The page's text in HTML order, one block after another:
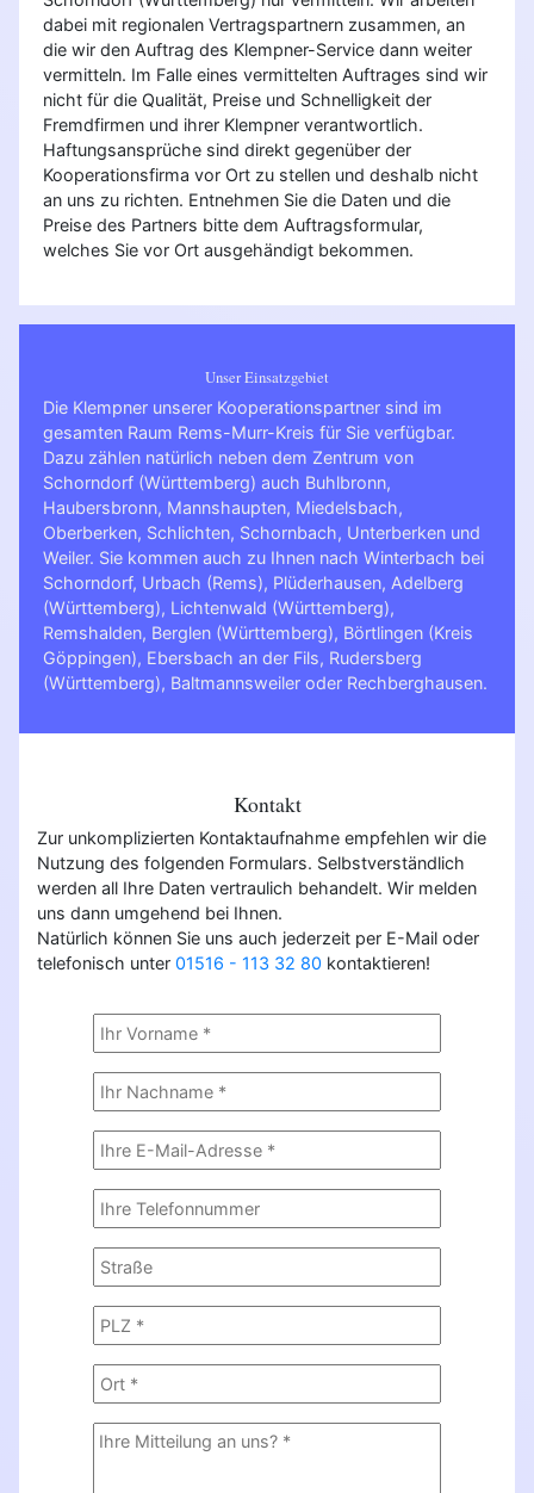
dabei mit regionalen Vertragspartnern zusammen, an
die wir den Auftrag des Klempner-Service dann weiter
vermitteln. Im Falle eines vermittelten Auftrages sind wir
nicht für die Qualität, Preise und Schnelligkeit der
Fremdfirmen und ihrer Klempner verantwortlich.
Haftungsansprüche sind direkt gegenüber der
Kooperationsfirma vor Ort zu stellen und deshalb nicht
an uns zu richten. Entnehmen Sie die Daten und die
Preise des Partners bitte dem Auftragsformular,
welches Sie vor Ort ausgehändigt bekommen.
Unser Einsatzgebiet
Die Klempner unserer Kooperationspartner sind im
gesamten Raum Rems-Murr-Kreis für Sie verfügbar.
Dazu zählen natürlich neben dem Zentrum von
Schorndorf (Württemberg) auch Buhlbronn,
Haubersbronn, Mannshaupten, Miedelsbach,
Oberberken, Schlichten, Schornbach, Unterberken und
Weiler. Sie kommen auch zu Ihnen nach Winterbach bei
Schorndorf, Urbach (Rems), Plüderhausen, Adelberg
(Württemberg), Lichtenwald (Württemberg),
Remshalden, Berglen (Württemberg), Börtlingen (Kreis
Göppingen), Ebersbach an der Fils, Rudersberg
(Württemberg), Baltmannsweiler oder Rechberghausen.
Kontakt
Zur unkomplizierten Kontaktaufnahme empfehlen wir die
Nutzung des folgenden Formulars. Selbstverständlich
werden all Ihre Daten vertraulich behandelt. Wir melden
uns dann umgehend bei Ihnen.
Natürlich können Sie uns auch jederzeit per E-Mail oder
telefonisch unter 01516 - 113 32 80 kontaktieren!